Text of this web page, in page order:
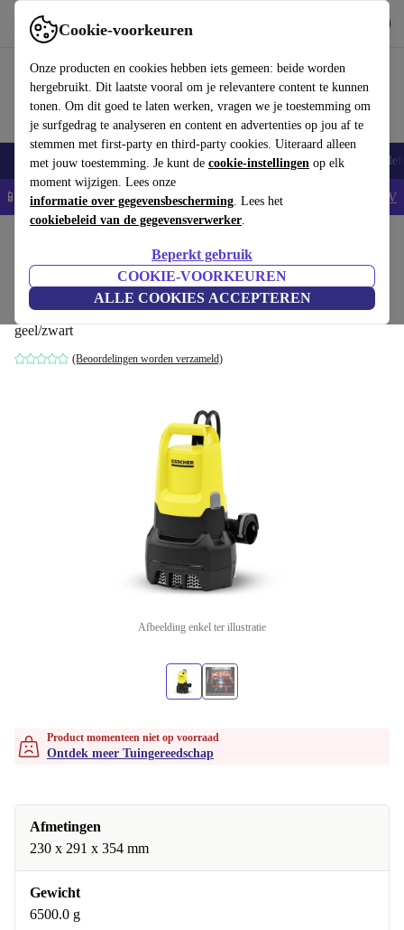
Cookie-voorkeuren
Onze producten en cookies hebben iets gemeen: beide worden
hergebruikt. Dit laatste vooral om je relevantere content te kunnen
tonen. Om dit goed te laten werken, vragen we je toestemming om
je surfgedrag te analyseren en content en advertenties op jou af te
stemmen met first-party en third-party cookies. Uiteraard alleen
met jouw toestemming. Je kunt de cookie-instellingen op elk
moment wijzigen. Lees onze
informatie over gegevensbescherming. Lees het
cookiebeleid van de gegevensverwerker.
Beperkt gebruik
COOKIE-VOORKEUREN
ALLE COOKIES ACCEPTEREN
Gebruik refurbed snel en eenvoudig
Smartphones Laptops Tablets Smartwatches Accessoires
📱5% EXTRA korting op alle iPhones – Code: IPHONEDEAL - AV
Kärcher SP 22.000 Dirt Dompelbare
drainagepomp
geel/zwart
(Beoordelingen worden verzameld)
Afbeelding enkel ter illustratie
Product momenteen niet op voorraad
Ontdek meer Tuingereedschap
Afmetingen
230 x 291 x 354 mm
Gewicht
6500.0 g